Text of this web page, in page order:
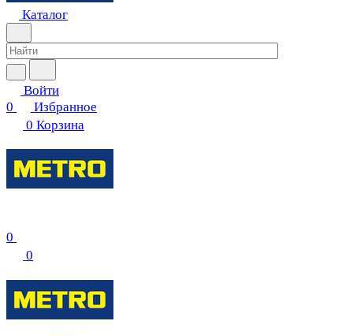
Каталог
Войти
0
Избранное
0 Корзина
0
0